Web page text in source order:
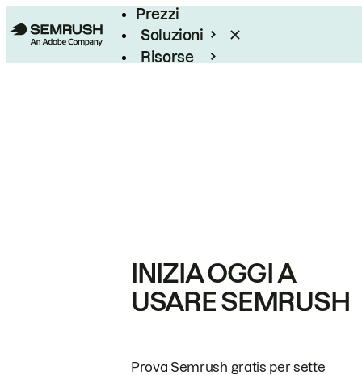
Prezzi
Soluzioni
Risorse
INIZIA OGGI A
USARE SEMRUSH
Prova Semrush gratis per sette